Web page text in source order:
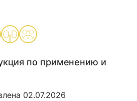
по применению и
02.07.2026